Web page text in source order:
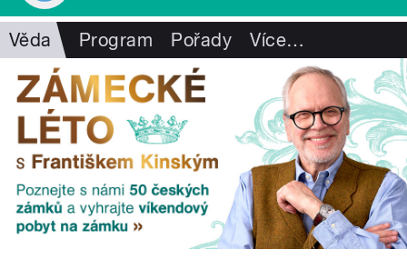
Věda Program Pořady Více…